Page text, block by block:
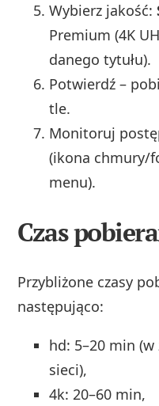
Wybierz jakość:
Premium (4K
danego tytułu).
Potwierdź –
tle.
Monitoruj
(ikona chmury/
menu).
Czas
Przybliżone czasy
następująco:
hd: 5–20 min
sieci),
4k: 20–60 min,